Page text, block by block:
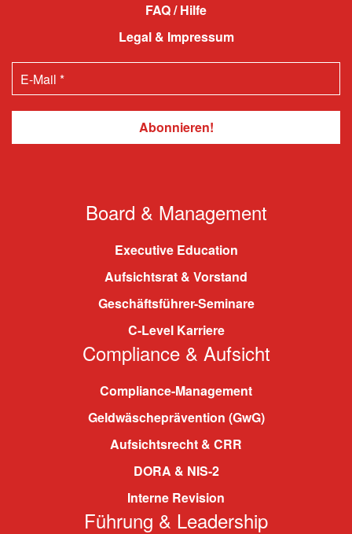
FAQ / Hilfe
Legal & Impressum
Board & Management
Executive Education
Aufsichtsrat & Vorstand
Geschäftsführer-Seminare
C-Level Karriere
Compliance & Aufsicht
Compliance-Management
Geldwäscheprävention (GwG)
Aufsichtsrecht & CRR
DORA & NIS-2
Interne Revision
Führung & Leadership